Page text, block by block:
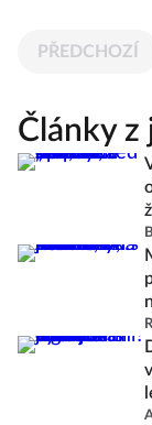
PŘEDCHOZÍ
Články